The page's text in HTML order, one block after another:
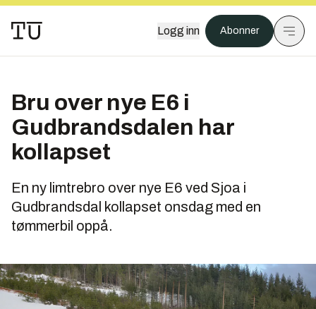
Logg inn Abonner
Bru over nye E6 i
Gudbrandsdalen har
kollapset
En ny limtrebro over nye E6 ved Sjoa i
Gudbrandsdal kollapset onsdag med en
tømmerbil oppå.